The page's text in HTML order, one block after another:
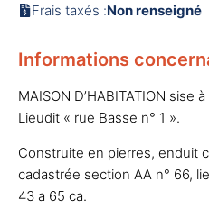
Frais taxés :Non renseigné
Informations
MAISON D’HABITATION sise
Lieudit « rue Basse n° 1 ».
Construite en pierres, enduit
cadastrée section AA n° 66,
43 a 65 ca.